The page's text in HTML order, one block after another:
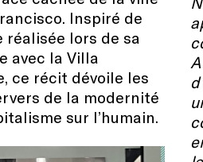
Inspiré de
réalisée lors de sa
avec la Villa
ce récit dévoile les
de la modernité
sur l’humain.